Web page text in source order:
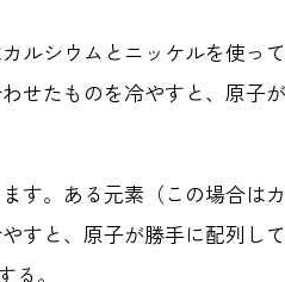
ルシウムとニッケルを使っ
せたものを冷やすと、原子
す。ある元素（この場合は
すと、原子が勝手に配列し
る。